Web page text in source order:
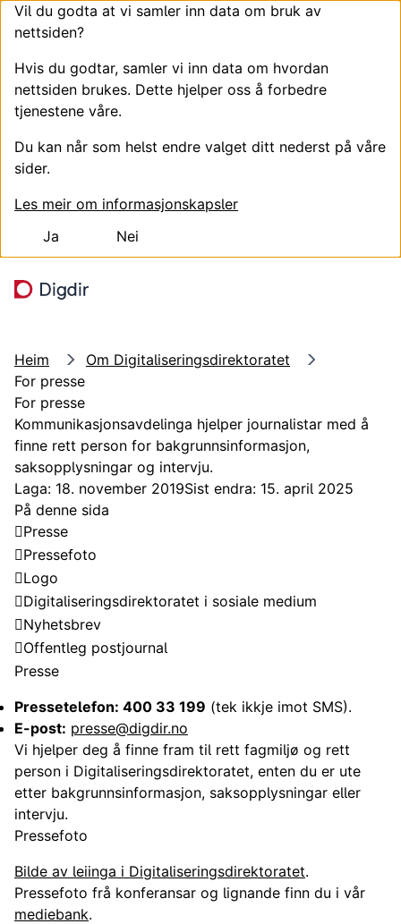
Vil du godta at vi samler inn data om bruk av
nettsiden?
Hvis du godtar, samler vi inn data om hvordan
nettsiden brukes. Dette hjelper oss å forbedre
tjenestene våre.
Du kan når som helst endre valget ditt nederst på våre
sider.
Les meir om informasjonskapsler
Ja
Nei
Heim
Om Digitaliseringsdirektoratet
For presse
For presse
Kommunikasjonsavdelinga hjelper journalistar med å
finne rett person for bakgrunnsinformasjon,
saksopplysningar og intervju.
Laga: 18. november 2019Sist endra: 15. april 2025
På denne sida
Presse
Pressefoto
Logo
Digitaliseringsdirektoratet i sosiale medium
Nyhetsbrev
Offentleg postjournal
Presse
Pressetelefon: 400 33 199 (tek ikkje imot SMS).
E-post: presse@digdir.no
Vi hjelper deg å finne fram til rett fagmiljø og rett
person i Digitaliseringsdirektoratet, enten du er ute
etter bakgrunnsinformasjon, saksopplysningar eller
intervju.
Pressefoto
Bilde av leiinga i Digitaliseringsdirektoratet.
Pressefoto frå konferansar og lignande finn du i vår
mediebank.